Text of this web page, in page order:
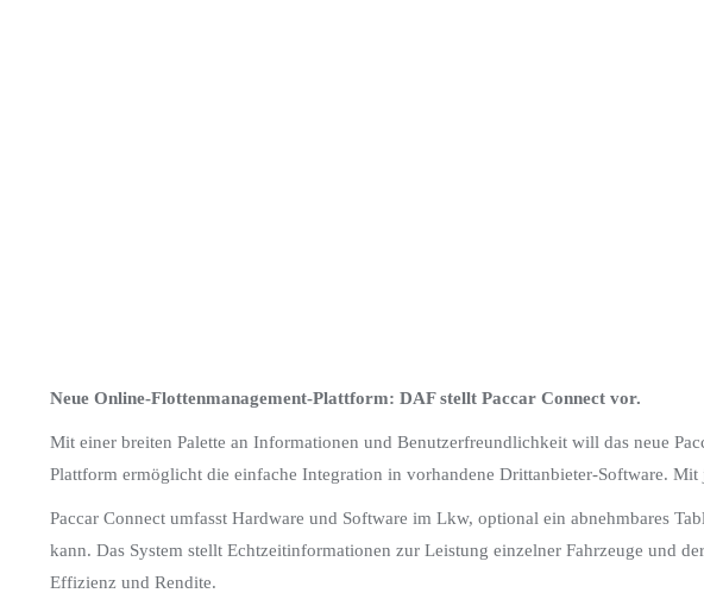
Neue Online-Flottenmanagement-Plattform: DAF stellt Paccar Connect vor.
Mit einer breiten Palette an Informationen und Benutzerfreundlichkeit will das neue
Plattform ermöglicht die einfache Integration in vorhandene Drittanbieter-Software.
Paccar Connect umfasst Hardware und Software im Lkw, optional ein abnehmbares
kann. Das System stellt Echtzeitinformationen zur Leistung einzelner Fahrzeuge und
Effizienz und Rendite.